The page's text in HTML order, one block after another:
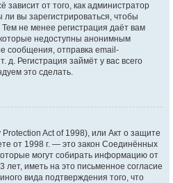
зависит от того, как администратор
вы зарегистрироваться, чтобы
не менее регистрация даёт вам
недоступны анонимным
сообщения, отправка email-
д. Регистрация займёт у вас всего
это сделать.
Act of 1998), или Акт о защите
от 1998 г. — это закон Соединённых
могут собирать информацию от
иметь на это письменное согласие
вида подтверждения того, что